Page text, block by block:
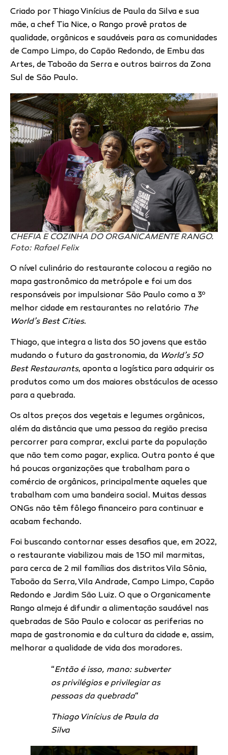
Criado por Thiago Vinícius de Paula da Silva e sua
mãe, a chef Tia Nice, o Rango provê pratos de
qualidade, orgânicos e saudáveis para as comunidades
de Campo Limpo, do Capão Redondo, de Embu das
Artes, de Taboão da Serra e outros bairros da Zona
Sul de São Paulo.
CHEFIA E COZINHA DO ORGANICAMENTE RANGO.
Foto: Rafael Felix
O nível culinário do restaurante colocou a região no
mapa gastronômico da metrópole e foi um dos
responsáveis por impulsionar São Paulo como a 3º
melhor cidade em restaurantes no relatório The
World’s Best Cities.
Thiago, que integra a lista dos 50 jovens que estão
mudando o futuro da gastronomia, da World’s 50
Best Restaurants, aponta a logística para adquirir os
produtos como um dos maiores obstáculos de acesso
para a quebrada.
Os altos preços dos vegetais e legumes orgânicos,
além da distância que uma pessoa da região precisa
percorrer para comprar, exclui parte da população
que não tem como pagar, explica. Outra ponto é que
há poucas organizações que trabalham para o
comércio de orgânicos, principalmente aqueles que
trabalham com uma bandeira social. Muitas dessas
ONGs não têm fôlego financeiro para continuar e
acabam fechando.
Foi buscando contornar esses desafios que, em 2022,
o restaurante viabilizou mais de 150 mil marmitas,
para cerca de 2 mil famílias dos distritos Vila Sônia,
Taboão da Serra, Vila Andrade, Campo Limpo, Capão
Redondo e Jardim São Luiz. O que o Organicamente
Rango almeja é difundir a alimentação saudável nas
quebradas de São Paulo e colocar as periferias no
mapa de gastronomia e da cultura da cidade e, assim,
melhorar a qualidade de vida dos moradores.
“Então é isso, mano: subverter
os privilégios e privilegiar as
pessoas da quebrada“
Thiago Vinícius de Paula da
Silva